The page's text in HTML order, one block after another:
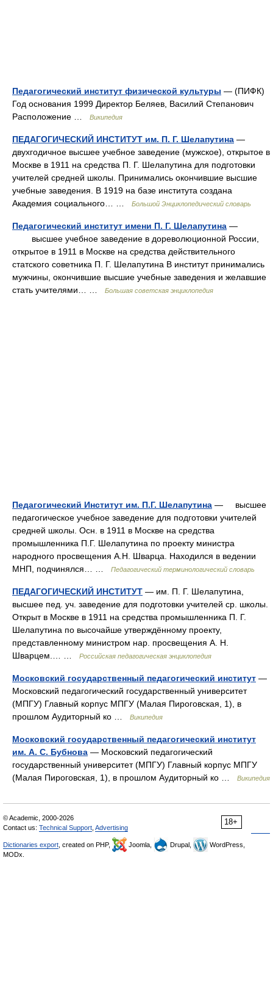
Педагогический институт физической культуры — (ПИФК)
Год основания 1999 Директор Беляев, Василий Степанович
Расположение …
Википедия
ПЕДАГОГИЧЕСКИЙ ИНСТИТУТ им. П. Г. Шелапутина —
двухгодичное высшее учебное заведение (мужское), открытое в
Москве в 1911 на средства П. Г. Шелапутина для подготовки
учителей средней школы. Принимались окончившие высшие
учебные заведения. В 1919 на базе института создана
Академия социального… …
Большой Энциклопедический словарь
Педагогический институт имени П. Г. Шелапутина —
высшее учебное заведение в дореволюционной России,
открытое в 1911 в Москве на средства действительного
статского советника П. Г. Шелапутина В институт принимались
мужчины, окончившие высшие учебные заведения и желавшие
стать учителями… …
Большая советская энциклопедия
Педагогический Институт им. П.Г. Шелапутина — высшее
педагогическое учебное заведение для подготовки учителей
средней школы. Осн. в 1911 в Москве на средства
промышленника П.Г. Шелапутина по проекту министра
народного просвещения А.Н. Шварца. Находился в ведении
МНП, подчинялся… …
Педагогический терминологический словарь
ПЕДАГОГИЧЕСКИЙ ИНСТИТУТ — им. П. Г. Шелапутина,
высшее пед. уч. заведение для подготовки учителей ср. школы.
Открыт в Москве в 1911 на средства промышленника П. Г.
Шелапутина по высочайше утверждённому проекту,
представленному министром нар. просвещения А. Н.
Шварцем.… …
Российская педагогическая энциклопедия
Московский государственный педагогический институт —
Московский педагогический государственный университет
(МПГУ) Главный корпус МПГУ (Малая Пироговская, 1), в
прошлом Аудиторный ко …
Википедия
Московский государственный педагогический институт
им. А. С. Бубнова — Московский педагогический
государственный университет (МПГУ) Главный корпус МПГУ
(Малая Пироговская, 1), в прошлом Аудиторный ко …
Википедия
18+
© Academic, 2000-2026
Contact us: Technical Support Advertising
Dictionaries export , created on PHP, Joomla, Drupal,
WordPress,
MODx.